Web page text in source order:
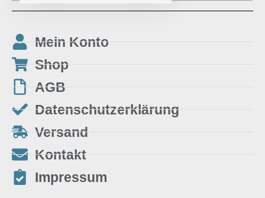
Mein Konto
Shop
AGB
Datenschutzerklärung
Versand
Kontakt
Impressum